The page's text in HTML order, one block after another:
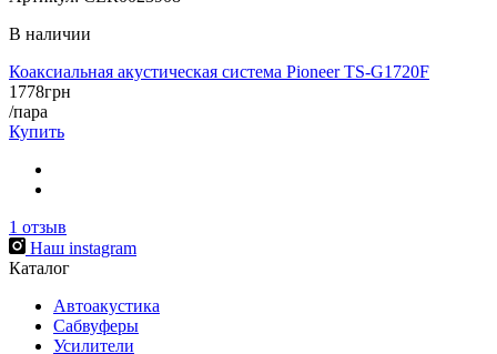
В наличии
Коаксиальная акустическая система Pioneer TS-G1720F
1778грн
/пара
Купить
1 отзыв
Наш instagram
Каталог
Автоакустика
Сабвуферы
Усилители